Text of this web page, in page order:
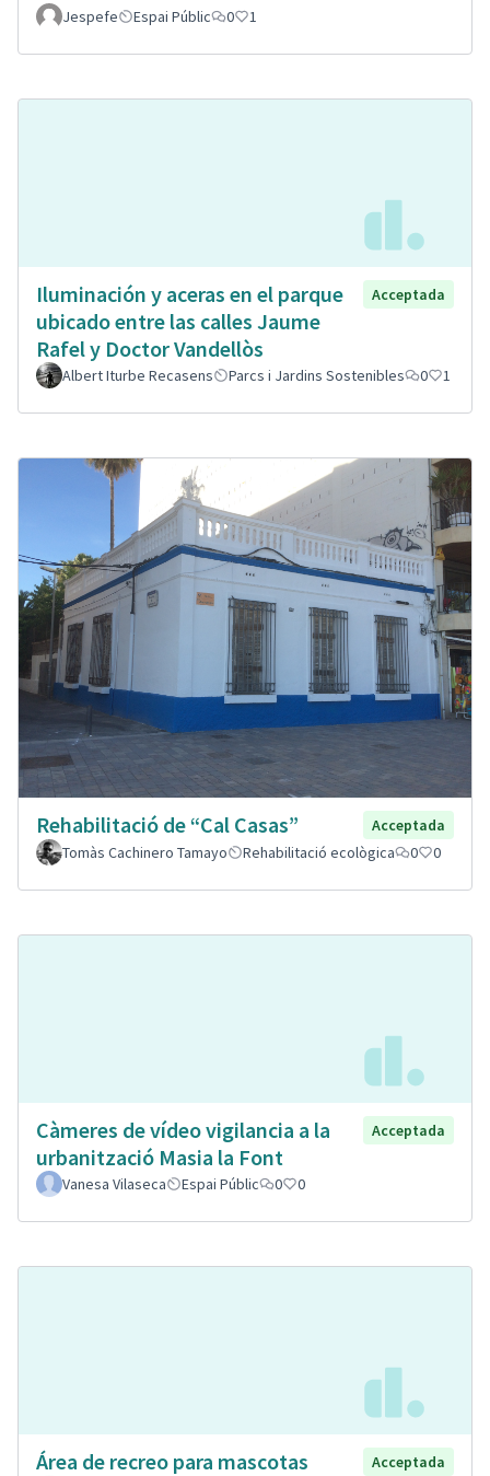
Jespefe Espai Públic 0 1
Iluminación y aceras en el parque
ubicado entre las calles Jaume
Rafel y Doctor Vandellòs
Acceptada
Albert Iturbe Recasens Parcs i Jardins Sostenibles 0 1
Rehabilitació de “Cal Casas”
Acceptada
Tomàs Cachinero Tamayo
Rehabilitació ecològica 0 0
Càmeres de vídeo vigilancia a la
urbanització Masia la Font
Acceptada
Vanesa Vilaseca Espai Públic 0 0
Área de recreo para mascotas
Acceptada